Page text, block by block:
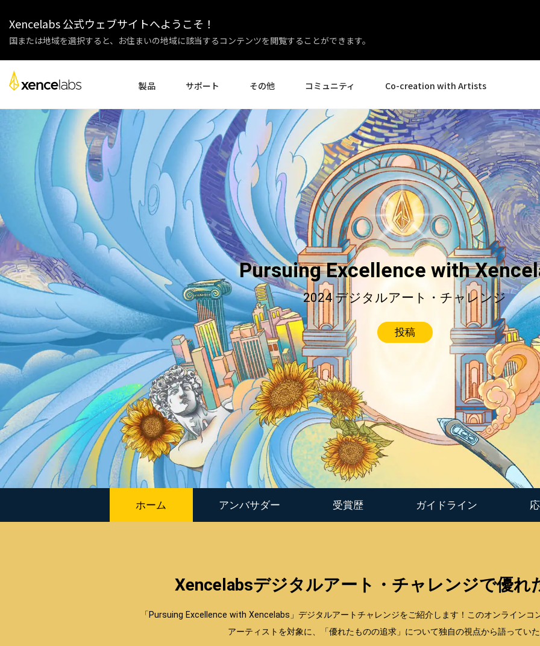
Xencelabs 公式ウェブサイトへようこそ！
国または地域を選択すると、お住まいの地域に該当するコンテンツを閲覧することができます。
製品
ペンディスプレイ ペンタブレット アクセサリー
ペンディスプレイ24+ ペンディスプレイ24 ペンディスプレイ 16 バン
すべてを見る
ペンタブレット Medium バンドル SE ペンタブレット Medium バンドル ペンタブレット
すべてを見る
クイッキーズリモート スタンド ペン
サポート
ドライバーのダウンロード
セットアップ
チュートリアル動画
よくある質問
製品登録
お問い合わせ
その他
会社紹介
企業様
教育機関様
パートナー様
販売代理店様
アフィリエイト
コミュニティ
イベント
ニュースとレビュー
ヒントとコツ
Creative Corner
Co-creation with Artists
ギャラリー
製品体験エキスパート
アーティストスポットライト
Pursuing Excellence with
2024 デジタルアート・チャレンジ
投稿
ホーム アンバサダー 受賞歴 ガイドライン
Xencelabsデジタルアート・チャレンジで優れ
「Pursuing Excellence with Xencelabs」デジタルアートチャレンジをご紹介します！このオンラインコ
アーティストを対象に、「優れたものの追求」について独自の視点から語ってい